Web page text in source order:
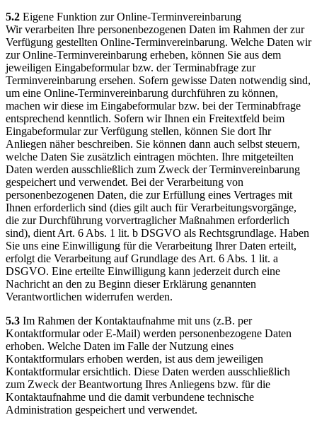
5.2 Eigene Funktion zur Online-Terminvereinbarung
Wir verarbeiten Ihre personenbezogenen Daten im Rahmen der zur
Verfügung gestellten Online-Terminvereinbarung. Welche Daten wir
zur Online-Terminvereinbarung erheben, können Sie aus dem
jeweiligen Eingabeformular bzw. der Terminabfrage zur
Terminvereinbarung ersehen. Sofern gewisse Daten notwendig sind,
um eine Online-Terminvereinbarung durchführen zu können,
machen wir diese im Eingabeformular bzw. bei der Terminabfrage
entsprechend kenntlich. Sofern wir Ihnen ein Freitextfeld beim
Eingabeformular zur Verfügung stellen, können Sie dort Ihr
Anliegen näher beschreiben. Sie können dann auch selbst steuern,
welche Daten Sie zusätzlich eintragen möchten. Ihre mitgeteilten
Daten werden ausschließlich zum Zweck der Terminvereinbarung
gespeichert und verwendet. Bei der Verarbeitung von
personenbezogenen Daten, die zur Erfüllung eines Vertrages mit
Ihnen erforderlich sind (dies gilt auch für Verarbeitungsvorgänge,
die zur Durchführung vorvertraglicher Maßnahmen erforderlich
sind), dient Art. 6 Abs. 1 lit. b DSGVO als Rechtsgrundlage. Haben
Sie uns eine Einwilligung für die Verarbeitung Ihrer Daten erteilt,
erfolgt die Verarbeitung auf Grundlage des Art. 6 Abs. 1 lit. a
DSGVO. Eine erteilte Einwilligung kann jederzeit durch eine
Nachricht an den zu Beginn dieser Erklärung genannten
Verantwortlichen widerrufen werden.
5.3 Im Rahmen der Kontaktaufnahme mit uns (z.B. per
Kontaktformular oder E-Mail) werden personenbezogene Daten
erhoben. Welche Daten im Falle der Nutzung eines
Kontaktformulars erhoben werden, ist aus dem jeweiligen
Kontaktformular ersichtlich. Diese Daten werden ausschließlich
zum Zweck der Beantwortung Ihres Anliegens bzw. für die
Kontaktaufnahme und die damit verbundene technische
Administration gespeichert und verwendet.